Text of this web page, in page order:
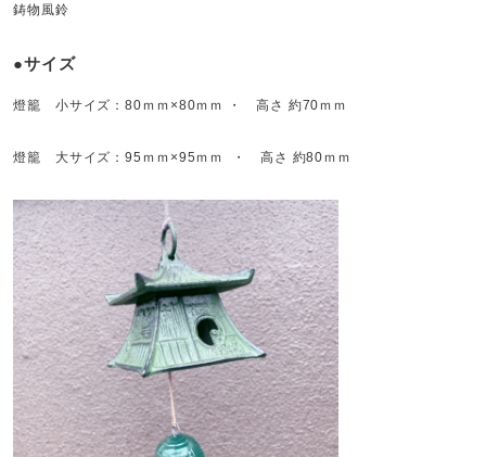
鋳物風鈴
●サイズ
燈籠 小サイズ：80ｍｍ×80ｍｍ ・ 高さ 約70ｍｍ
燈籠 大サイズ：95ｍｍ×95ｍｍ ・ 高さ 約80ｍｍ